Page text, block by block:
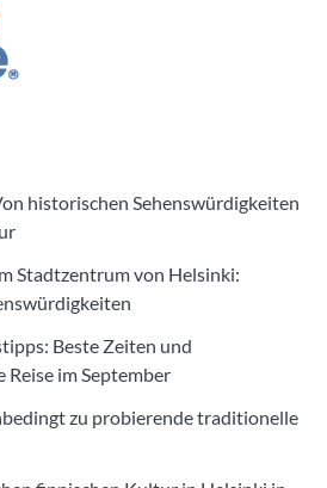
historischen Sehenswürdigkeiten
Stadtzentrum von Helsinki:
Beste Zeiten und
im September
zu probierende traditionelle